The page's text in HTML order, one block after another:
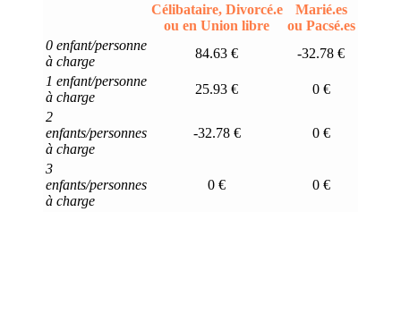
Célibataire, Divorcé.e
ou en Union libre
Marié.es
ou Pacsé.es
0 enfant/personne
à charge
84.63 €
-32.78 €
1 enfant/personne
à charge
25.93 €
0 €
2
enfants/personnes
à charge
-32.78 € 0 €
3
enfants/personnes
à charge
0 € 0 €